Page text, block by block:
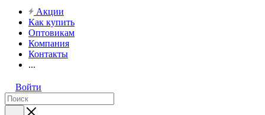
Акции
Как купить
Оптовикам
Компания
Контакты
...
Войти